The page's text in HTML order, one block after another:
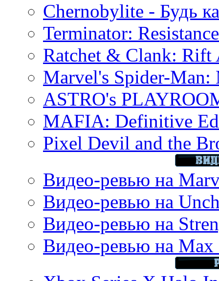
Chernobylite - Будь
Terminator:
Ratchet & Clank: Rift
Marvel's Spider-Man:
ASTRO's
MAFIA: Definitive
Pixel Devil and the
Видео-ревью на
Видео-ревью на
Видео-ревью на
Видео-ревью на Max